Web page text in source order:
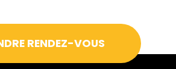
RENDEZ-VOUS